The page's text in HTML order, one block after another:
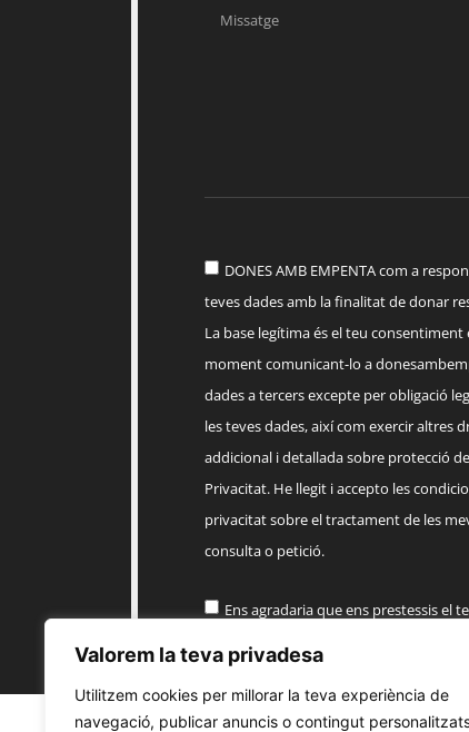
Valorem la teva privadesa
Utilitzem cookies per millorar la teva experiència de
navegació, publicar anuncis o contingut
DONES AMB EMPENTA com a
teves dades amb la finalitat de donar
La base legítima és el teu
moment comunicant-lo a
dades a tercers excepte per obligació
les teves dades, així com exercir altres
addicional i detallada sobre protecció
Privacitat. He llegit i accepto les
privacitat sobre el tractament de les
consulta o petició.
Ens agradaria que ens prestessis el
informació comercial sobre els
EMPENTA